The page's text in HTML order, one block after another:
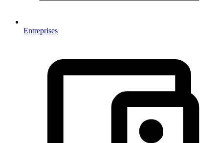
Entreprises